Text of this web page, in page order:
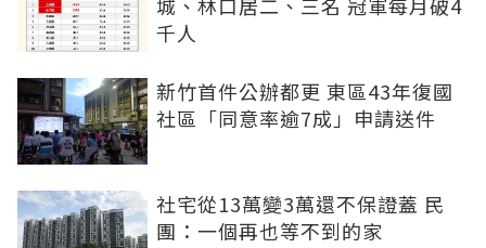
千人
新竹首件公辦都更 東區43年復國
社區「同意率逾7成」申請送件
社宅從13萬變3萬還不保證蓋 民
團：一個再也等不到的家